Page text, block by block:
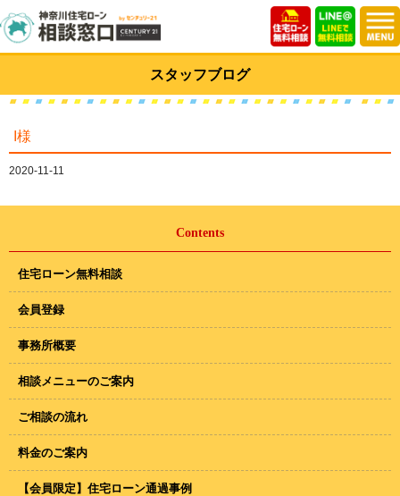
スタッフブログ
I様
2020-11-11
Contents
住宅ローン無料相談
会員登録
事務所概要
相談メニューのご案内
ご相談の流れ
料金のご案内
【会員限定】住宅ローン通過事例